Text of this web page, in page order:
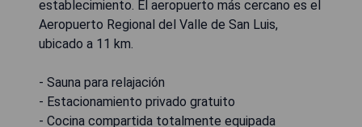
establecimiento. El aeropuerto más cercano es el
Aeropuerto Regional del Valle de San Luis,
ubicado a 11 km.
- Sauna para relajación
- Estacionamiento privado gratuito
- Cocina compartida totalmente equipada